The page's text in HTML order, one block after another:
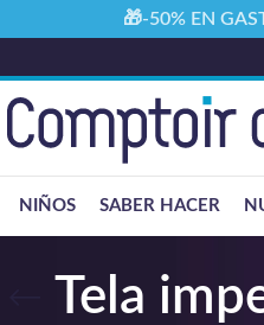
NIÑOS SABER HACER
Tela
🎁-50% EN